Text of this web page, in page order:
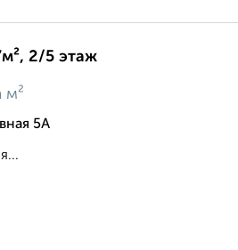
2/5 этаж
м²
5А